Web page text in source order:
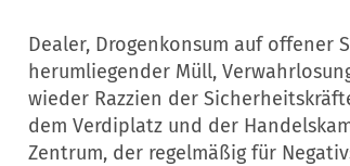
Dealer, Drogenkonsum auf offener
herumliegender Müll,
wieder Razzien der
dem Verdiplatz und der
Zentrum, der regelmäßig für